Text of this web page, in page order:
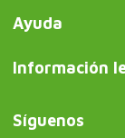
Ayuda
Información
Síguenos